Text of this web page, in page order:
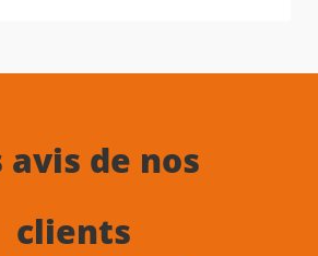
avis de nos
clients